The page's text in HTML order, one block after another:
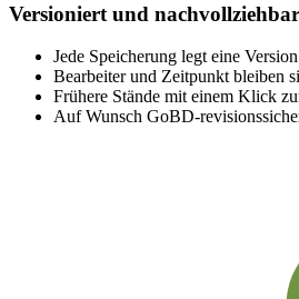
Versioniert und nachvollziehbar
Jede Speicherung legt eine
Bearbeiter und Zeitpunkt bleiben
Frühere Stände mit einem Klick
Auf Wunsch GoBD-